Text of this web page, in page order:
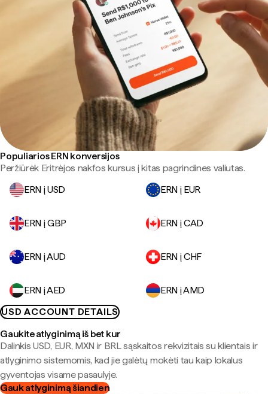
Populiarios ERN konversijos
Peržiūrėk Eritrėjos nakfos kursus į kitas pagrindines valiutas.
ERN į USD
ERN į EUR
ERN į GBP ERN į CAD
ERN į AUD ERN į CHF
ERN į AED
ERN į AMD
USD ACCOUNT DETAILS
Gaukite atlyginimą iš bet kur
Dalinkis USD, EUR, MXN ir BRL sąskaitos rekvizitais su klientais ir
atlyginimo sistemomis, kad jie galėtų mokėti tau kaip lokalus
gyventojas visame pasaulyje.
Gauk atlyginimą šiandien